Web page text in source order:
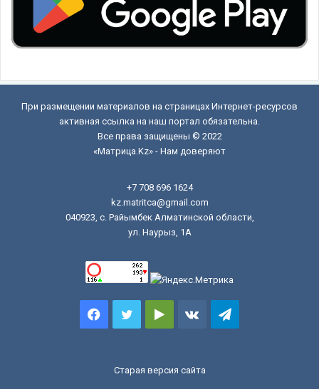
При размещении материалов на страницах Интернет-ресурсов
активная ссылка на наш портал обязательна.
Все права защищены © 2022
«Матрица.Kz» - Нам доверяют
+7 708 696 1624
kz.matritca@gmail.com
040923, с. Райымбек Алматинской области,
ул. Наурыз, 1А
FacebookTwitterGoogle vk.comTelegram
Старая версия сайта